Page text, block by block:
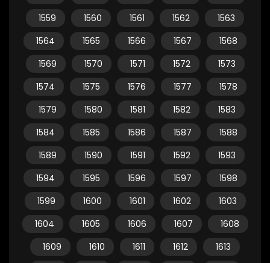
1559
1560 1561 1562
1563
1564
1565 1566 1567
1568
1569
1570 1571 1572
1573
1574
1575 1576 1577
1578
1579
1580 1581 1582
1583
1584
1585 1586 1587
1588
1589
1590 1591 1592
1593
1594
1595 1596 1597
1598
1599
1600 1601 1602
1603
1604
1605 1606 1607
1608
1609
1610 1611 1612
1613